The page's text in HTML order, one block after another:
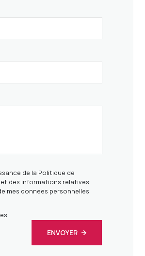
de la Politique de
des informations relatives
mes données personnelles
ENVOYER